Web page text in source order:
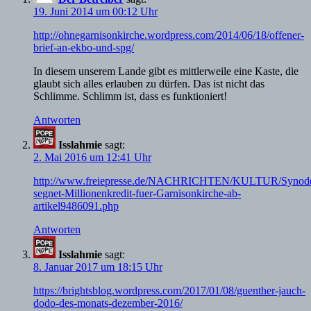
19. Juni 2014 um 00:12 Uhr
http://ohnegarnisonkirche.wordpress.com/2014/06/18/offener-
brief-an-ekbo-und-spg/
In diesem unserem Lande gibt es mittlerweile eine Kaste, die
glaubt sich alles erlauben zu dürfen. Das ist nicht das
Schlimme. Schlimm ist, dass es funktioniert!
Antworten
Isslahmie sagt:
2. Mai 2016 um 12:41 Uhr
http://www.freiepresse.de/NACHRICHTEN/KULTUR/
segnet-Millionenkredit-fuer-Garnisonkirche-ab-
artikel9486091.php
Antworten
Isslahmie sagt:
8. Januar 2017 um 18:15 Uhr
https://brightsblog.wordpress.com/2017/01/08/guenther-jauch-
dodo-des-monats-dezember-2016/